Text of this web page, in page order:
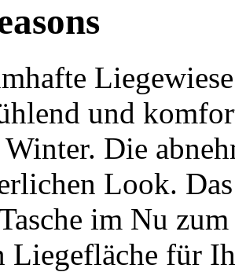
und
Die
Look.
im Nu
Liegefläche für